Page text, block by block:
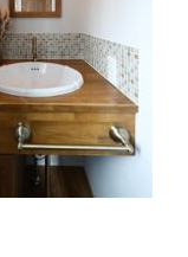
トップページ